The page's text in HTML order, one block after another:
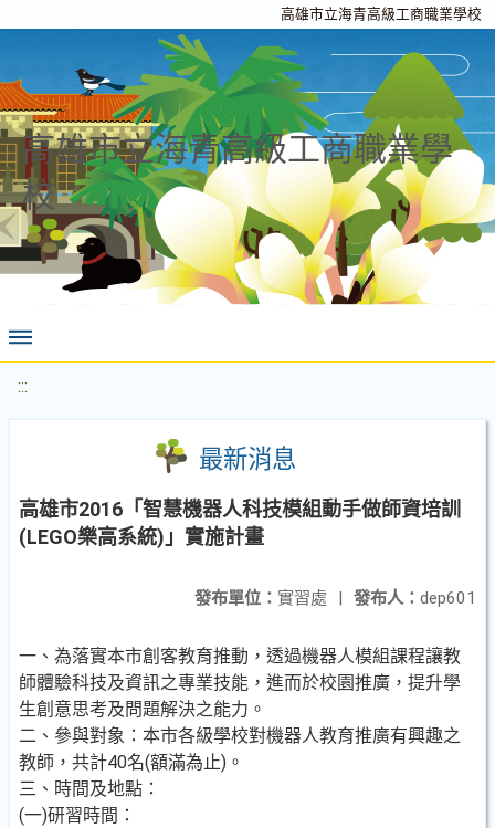
高雄市立海青高級工商職業學校
高雄市立海青高級工商職業學
校
:::
最新消息
高雄市2016「智慧機器人科技模組動手做師資培訓
(LEGO樂高系統)」實施計畫
發布人： dep601
發布單位： 實習處 |
一、為落實本市創客教育推動，透過機器人模組課程讓教
師體驗科技及資訊之專業技能，進而於校園推廣，提升學
生創意思考及問題解決之能力。
二、參與對象：本市各級學校對機器人教育推廣有興趣之
教師，共計40名(額滿為止)。
三、時間及地點：
(一)研習時間：